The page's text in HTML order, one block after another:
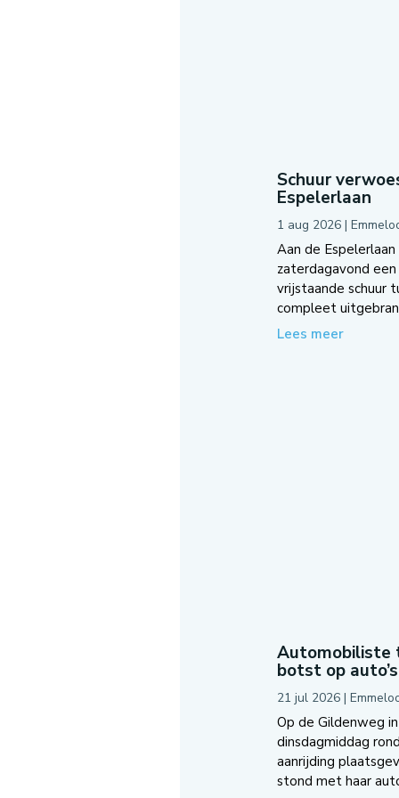
Schuur
Espelerlaan
1 aug 2026|
Aan de
zaterdagavond
vrijstaande schuur
compleet
Lees meer
Automobiliste
botst op auto’s
21 jul 2026|
Op de Gildenweg
dinsdagmiddag
aanrijding
stond met haar